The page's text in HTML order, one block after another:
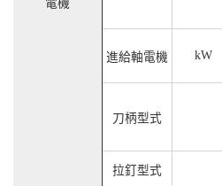
電機
進給軸電機 kW
刀柄型式
拉釘型式